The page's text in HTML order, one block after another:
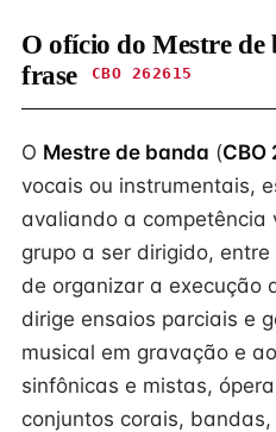
O ofício do Mestre de
frase
CBO 262615
O Mestre de banda (CBO
vocais ou instrumentais,
avaliando a competência
grupo a ser dirigido,
de organizar a execução
dirige ensaios parciais e
musical em gravação e
sinfônicas e mistas,
conjuntos corais,